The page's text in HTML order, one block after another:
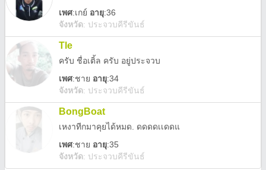
เพศ:เกย์ อายุ:36
จังหวัด: ประจวบคีรีขันธ์
Tle
ครับ ชื่อเติ้ล ครับ อยู่ประจวบ
เพศ:ชาย อายุ:34
จังหวัด: ประจวบคีรีขันธ์
BongBoat
เหงาทีกมาคุยได้หมด. ดดดดเเดดแ
เพศ:ชาย อายุ:35
จังหวัด: ประจวบคีรีขันธ์